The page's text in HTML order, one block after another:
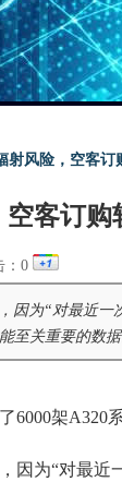
射风险，空客订
客订
0
因为“对最近
至关重要的数
6000架A320
因为“对最近